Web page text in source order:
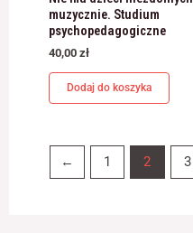
muzycznie. Studium
psychopedagogiczne
40,00 zł
Dodaj do koszyka
← 1 2 3